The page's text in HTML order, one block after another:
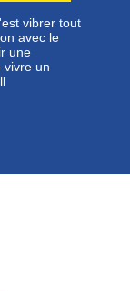
vibrer tout
avec le
une
vivre un